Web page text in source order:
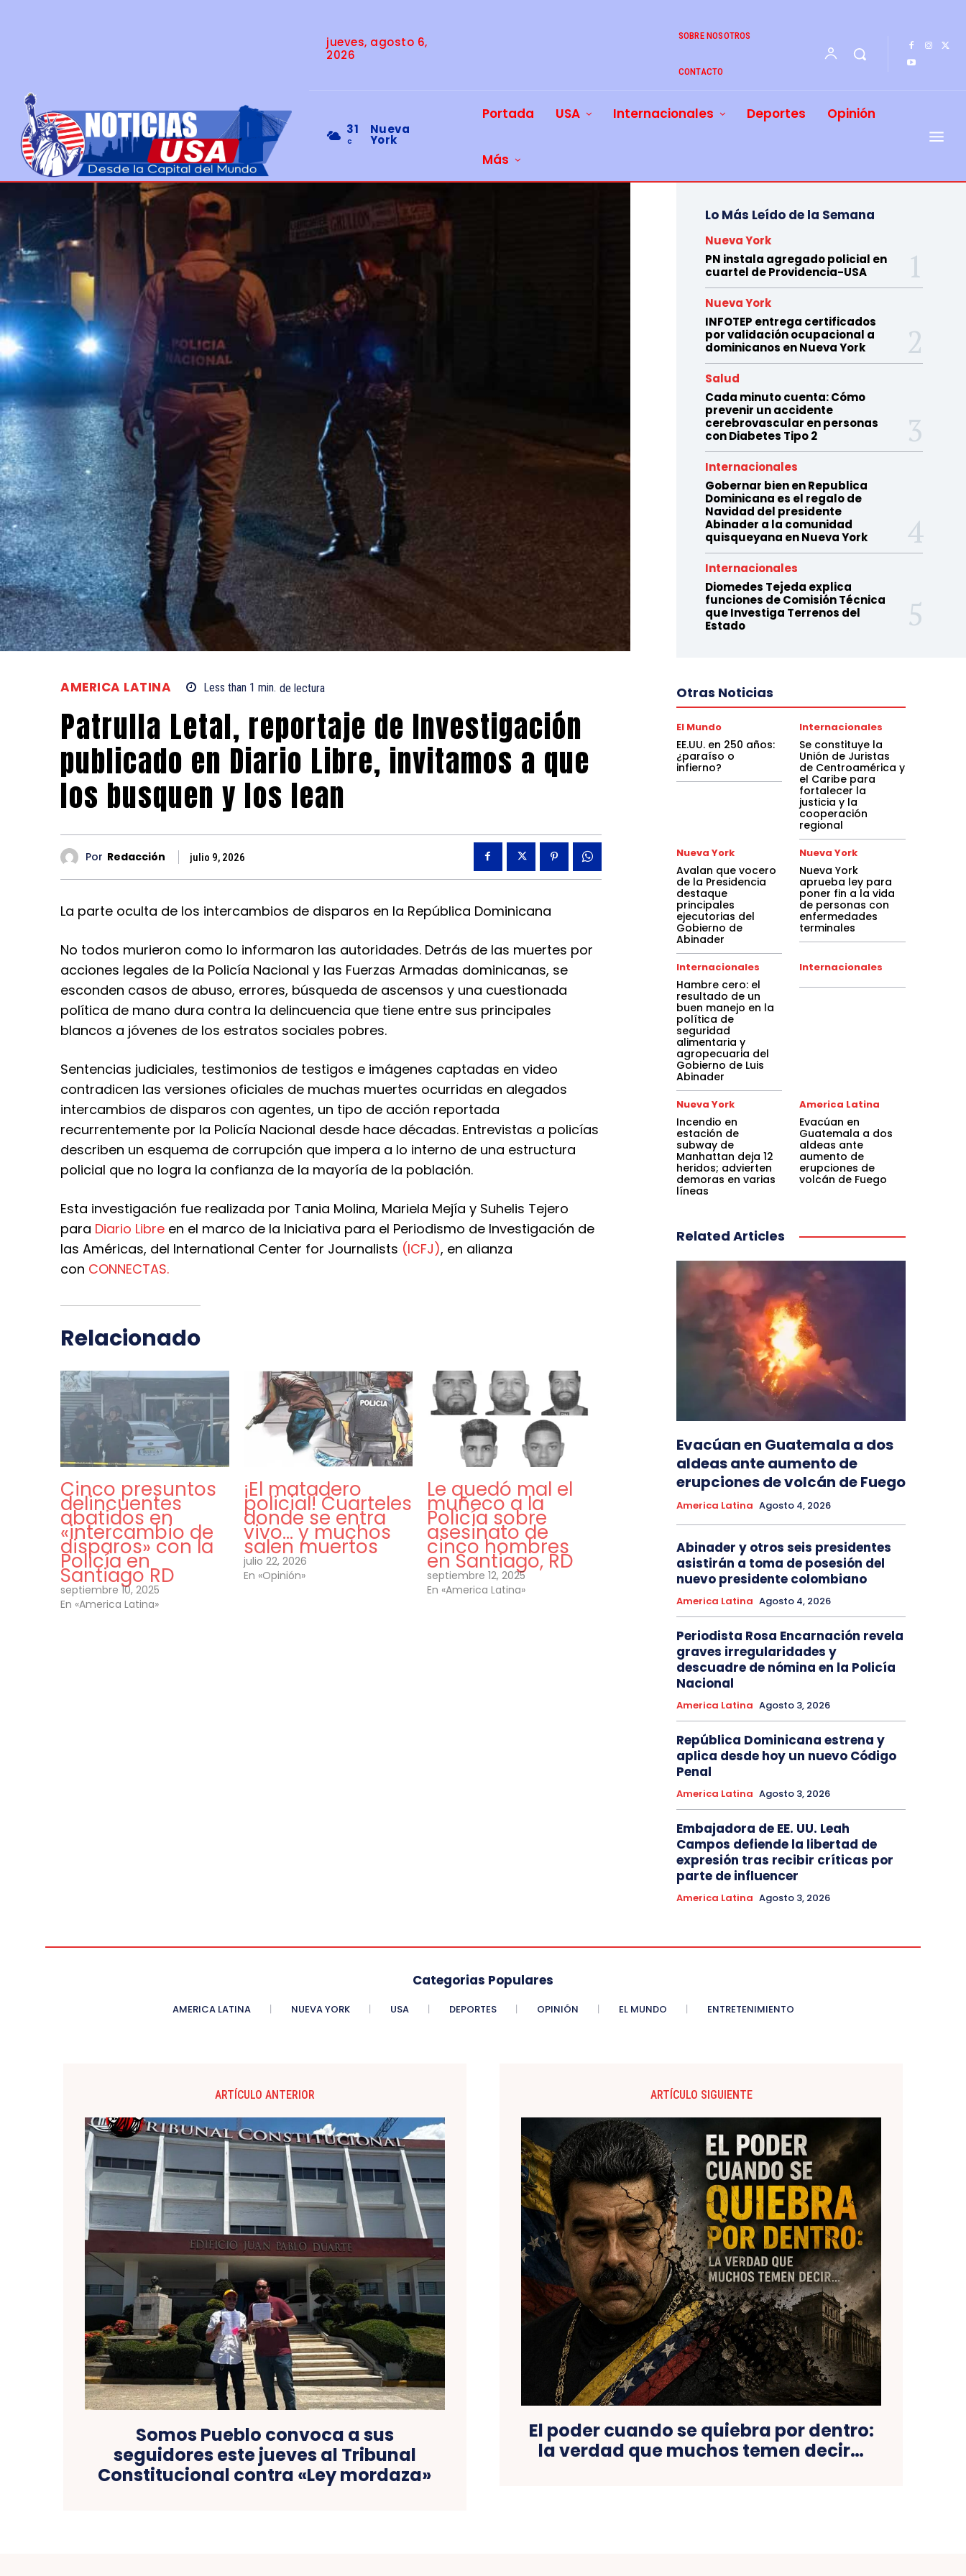
jueves, agosto 6,
2026
SOBRE NOSOTROS
CONTACTO
31
C
Nueva
York
Portada USA Internacionales Deportes Opinión
Más
AMERICA LATINA Less than 1 min. de lectura
Patrulla Letal, reportaje de Investigación
publicado en Diario Libre, invitamos a que
los busquen y los lean
Por Redacción julio 9, 2026
La parte oculta de los intercambios de disparos en la República Dominicana
No todos murieron como lo informaron las autoridades. Detrás de las muertes por
acciones legales de la Policía Nacional y las Fuerzas Armadas dominicanas, se
esconden casos de abuso, errores, búsqueda de ascensos y una cuestionada
política de mano dura contra la delincuencia que tiene entre sus principales
blancos a jóvenes de los estratos sociales pobres.
Sentencias judiciales, testimonios de testigos e imágenes captadas en video
contradicen las versiones oficiales de muchas muertes ocurridas en alegados
intercambios de disparos con agentes, un tipo de acción reportada
recurrentemente por la Policía Nacional desde hace décadas. Entrevistas a policías
describen un esquema de corrupción que impera a lo interno de una estructura
policial que no logra la confianza de la mayoría de la población.
Esta investigación fue realizada por Tania Molina, Mariela Mejía y Suhelis Tejero
para Diario Libre en el marco de la Iniciativa para el Periodismo de Investigación de
las Américas, del International Center for Journalists (ICFJ), en alianza
con CONNECTAS.
Relacionado
Cinco presuntos
delincuentes
abatidos en
«intercambio de
disparos» con la
Policía en
Santiago RD
septiembre 10, 2025
En «America Latina»
¡El matadero
policial! Cuarteles
donde se entra
vivo… y muchos
salen muertos
julio 22, 2026
En «Opinión»
Le quedó mal el
muñeco a la
Policía sobre
asesinato de
cinco hombres
en Santiago, RD
septiembre 12, 2025
En «America Latina»
Lo Más Leído de la Semana
Nueva York
PN instala agregado policial en
cuartel de Providencia-USA
Nueva York
INFOTEP entrega certificados
por validación ocupacional a
dominicanos en Nueva York
Salud
Cada minuto cuenta: Cómo
prevenir un accidente
cerebrovascular en personas
con Diabetes Tipo 2
Internacionales
Gobernar bien en Republica
Dominicana es el regalo de
Navidad del presidente
Abinader a la comunidad
quisqueyana en Nueva York
Internacionales
Diomedes Tejeda explica
funciones de Comisión Técnica
que Investiga Terrenos del
Estado
Otras Noticias
El Mundo
EE.UU. en 250 años:
¿paraíso o
infierno?
Internacionales
Se constituye la
Unión de Juristas
de Centroamérica y
el Caribe para
fortalecer la
justicia y la
cooperación
regional
Nueva York
Avalan que vocero
de la Presidencia
destaque
principales
ejecutorias del
Gobierno de
Abinader
Nueva York
Nueva York
aprueba ley para
poner fin a la vida
de personas con
enfermedades
terminales
Internacionales
Hambre cero: el
resultado de un
buen manejo en la
política de
seguridad
alimentaria y
agropecuaria del
Gobierno de Luis
Abinader
Internacionales
Nueva York
Incendio en
estación de
subway de
Manhattan deja 12
heridos; advierten
demoras en varias
líneas
America Latina
Evacúan en
Guatemala a dos
aldeas ante
aumento de
erupciones de
volcán de Fuego
Related Articles
Evacúan en Guatemala a dos
aldeas ante aumento de
erupciones de volcán de Fuego
America Latina Agosto 4, 2026
Abinader y otros seis presidentes
asistirán a toma de posesión del
nuevo presidente colombiano
America Latina Agosto 4, 2026
Periodista Rosa Encarnación revela
graves irregularidades y
descuadre de nómina en la Policía
Nacional
America Latina Agosto 3, 2026
República Dominicana estrena y
aplica desde hoy un nuevo Código
Penal
America Latina Agosto 3, 2026
Embajadora de EE. UU. Leah
Campos defiende la libertad de
expresión tras recibir críticas por
parte de influencer
America Latina Agosto 3, 2026
Categorias Populares
AMERICA LATINA NUEVA YORK USA DEPORTES OPINIÓN EL MUNDO ENTRETENIMIENTO
ARTÍCULO ANTERIOR
Somos Pueblo convoca a sus
seguidores este jueves al Tribunal
Constitucional contra «Ley mordaza»
ARTÍCULO SIGUIENTE
El poder cuando se quiebra por dentro:
la verdad que muchos temen decir…